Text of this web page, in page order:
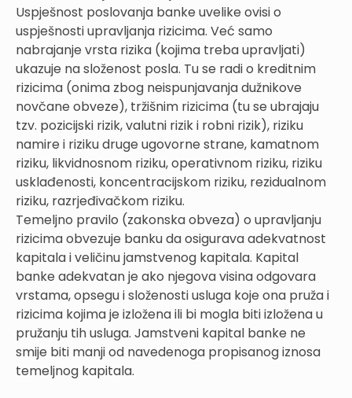
Uspješnost poslovanja banke uvelike ovisi o
uspješnosti upravljanja rizicima. Već samo
nabrajanje vrsta rizika (kojima treba upravljati)
ukazuje na složenost posla. Tu se radi o kreditnim
rizicima (onima zbog neispunjavanja dužnikove
novčane obveze), tržišnim rizicima (tu se ubrajaju
tzv. pozicijski rizik, valutni rizik i robni rizik), riziku
namire i riziku druge ugovorne strane, kamatnom
riziku, likvidnosnom riziku, operativnom riziku, riziku
usklađenosti, koncentracijskom riziku, rezidualnom
riziku, razrjeđivačkom riziku.
Temeljno pravilo (zakonska obveza) o upravljanju
rizicima obvezuje banku da osigurava adekvatnost
kapitala i veličinu jamstvenog kapitala. Kapital
banke adekvatan je ako njegova visina odgovara
vrstama, opsegu i složenosti usluga koje ona pruža i
rizicima kojima je izložena ili bi mogla biti izložena u
pružanju tih usluga. Jamstveni kapital banke ne
smije biti manji od navedenoga propisanog iznosa
temeljnog kapitala.